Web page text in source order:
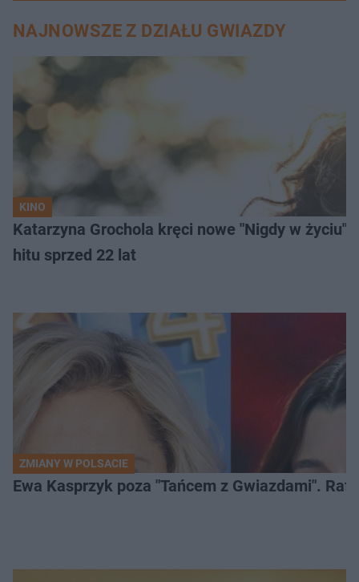
NAJNOWSZE Z DZIAŁU GWIAZDY
KINO
Katarzyna Grochola kręci nowe "Nigdy w życiu"
hitu sprzed 22 lat
ZMIANY W POLSACIE
Ewa Kasprzyk poza "Tańcem z Gwiazdami".